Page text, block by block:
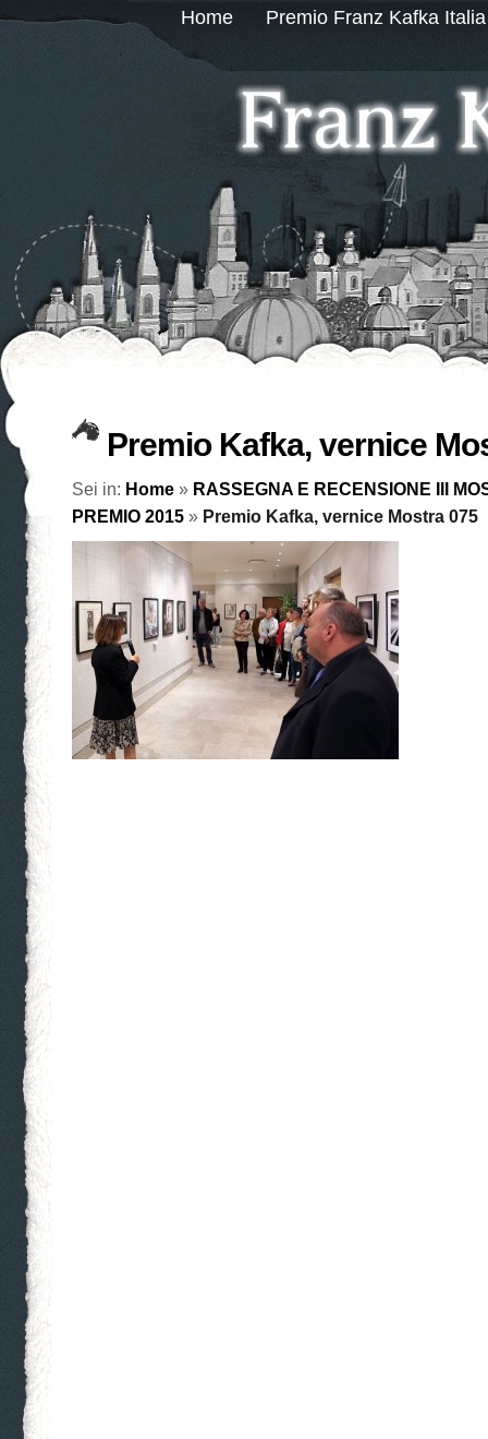
Home Premio Franz Kafka
Premio Kafka, vernice
Sei in: Home » RASSEGNA E RECENSIONE III
PREMIO 2015 » Premio Kafka, vernice Mostra 075